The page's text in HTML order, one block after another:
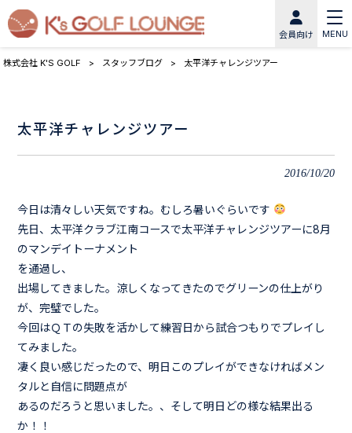
会員向け MENU
株式会社 K'S GOLF > スタッフブログ > 太平洋チャレンジツアー
太平洋チャレンジツアー
2016/10/20
今日は清々しい天気ですね。むしろ暑いぐらいです
先日、太平洋クラブ江南コースで太平洋チャレンジツアーに8月
のマンデイトーナメント
を通過し、
出場してきました。涼しくなってきたのでグリーンの仕上がり
が、完璧でした。
今回はＱＴの失敗を活かして練習日から試合つもりでプレイし
てみました。
凄く良い感じだったので、明日このプレイができなければメン
タルと自信に問題点が
あるのだろうと思いました。、そして明日どの様な結果出る
か！！